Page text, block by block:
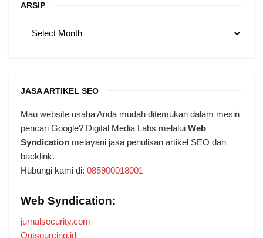
ARSIP
ARSIP
JASA ARTIKEL SEO
Mau website usaha Anda mudah ditemukan dalam mesin
pencari Google? Digital Media Labs melalui Web
Syndication melayani jasa penulisan artikel SEO dan
backlink.
Hubungi kami di: 085900018001
Web Syndication:
jurnalsecurity.com
Outsourcing.id